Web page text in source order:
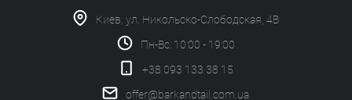
Киев, ул. Никольско-Слободская, 4В
Пн-Вс: 10:00 - 19:00
+38 093 133 38 15
offer@barkandtail.com.ua